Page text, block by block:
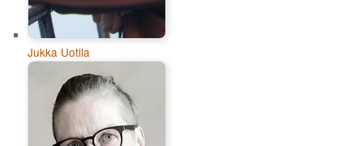
Jukka Uotila